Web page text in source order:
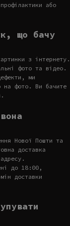
або
що бачу
з інтернету.
фото та відео.
ми
на фото. Ви бачите
Нової Пошти та
доставка
до 18:00,
доставки